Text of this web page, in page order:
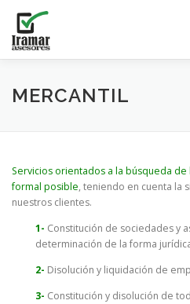
MERCANTIL
Servicios orientados a la búsqueda
formal posible, teniendo en cuenta la
nuestros clientes.
1- Constitución de sociedades y
determinación de la forma
2- Disolución y liquidación de
3- Constitución y disolución de